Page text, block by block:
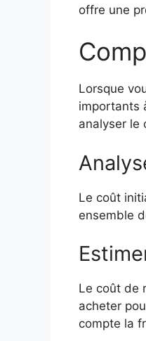
offre une
Lorsque
importants
analyser le
Le coût
ensemble
Le coût de
acheter
compte la